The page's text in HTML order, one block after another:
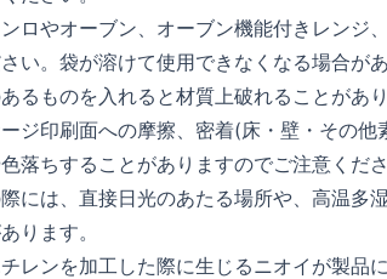
ンロやオーブン、オーブン機能付きレン
い。袋が溶けて使用できなくなる場合があ
あるものを入れると材質上破れることがあ
ージ印刷面への摩擦、密着(床・壁・その
落ちすることがありますのでご注意くださ
際には、直接日光のあたる場所や、高温多
ります。
チレンを加工した際に生じるニオイが製